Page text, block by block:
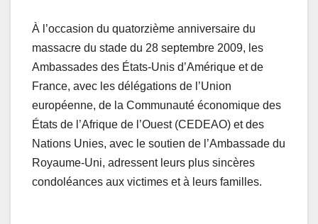
À l’occasion du quatorzième anniversaire du
massacre du stade du 28 septembre 2009, les
Ambassades des États-Unis d’Amérique et de
France, avec les délégations de l’Union
européenne, de la Communauté économique des
États de l’Afrique de l’Ouest (CEDEAO) et des
Nations Unies, avec le soutien de l’Ambassade du
Royaume-Uni, adressent leurs plus sincères
condoléances aux victimes et à leurs familles.